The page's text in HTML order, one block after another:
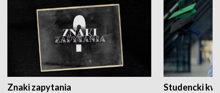
Znaki zapytania Studencki